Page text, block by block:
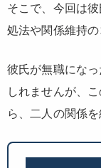
そこで、今回は
処法や関係維持の
彼氏が無職にな
しれませんが、
ら、二人の関係